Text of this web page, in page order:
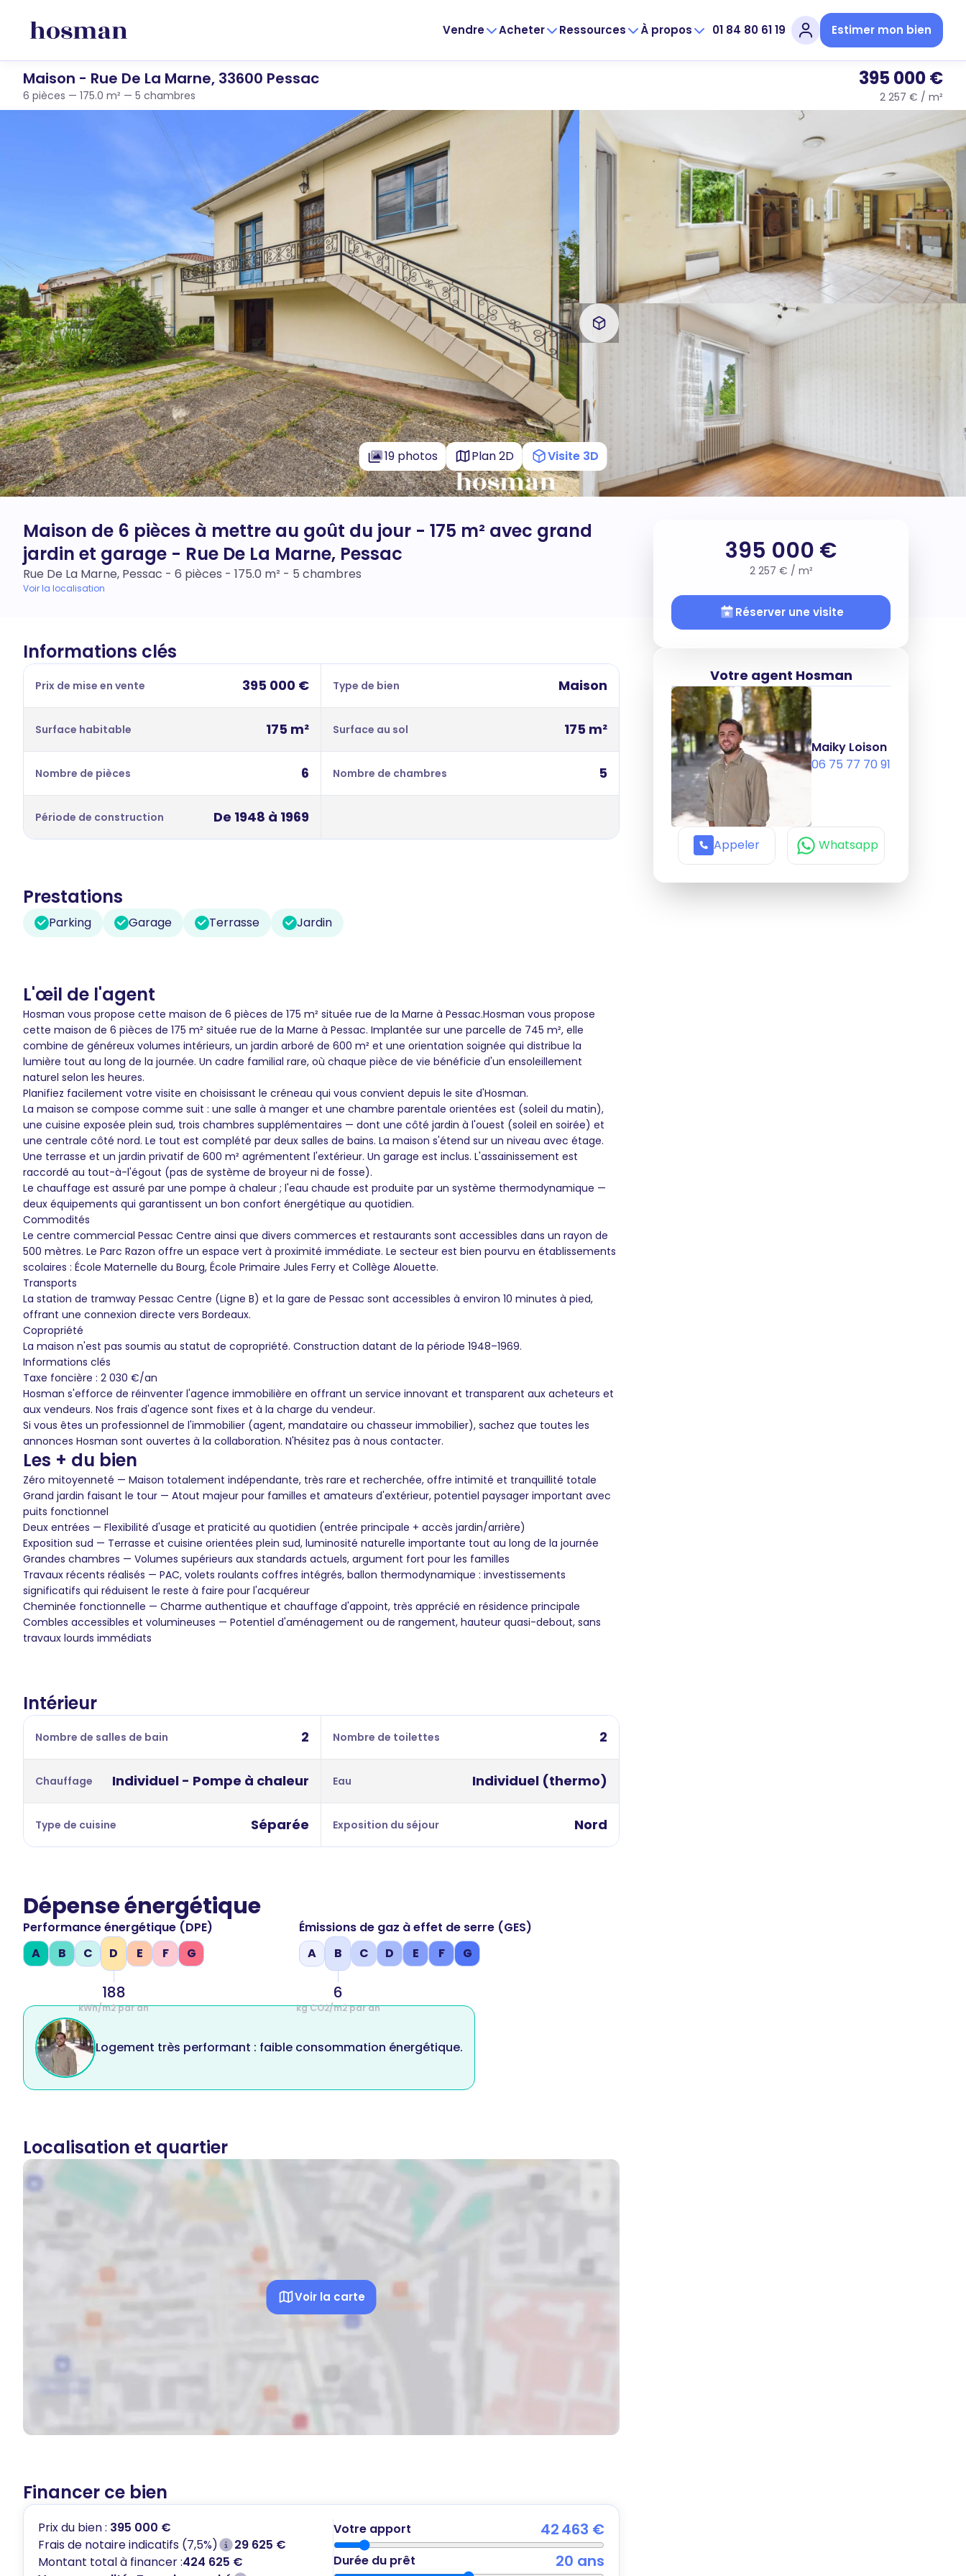
Vendre Acheter Ressources À propos 01 84 80 61 19 Estimer mon bien
Maison - Rue De La Marne, 33600 Pessac
6 pièces — 175.0 m² — 5 chambres
395 000 €
2 257 € / m²
19 photos Plan 2D Visite 3D
395 000 €
2 257 € / m²
Réserver une visite
Votre agent Hosman
Maiky Loison
06 75 77 70 91
Appeler Whatsapp
Maison de 6 pièces à mettre au goût du jour - 175 m² avec grand
jardin et garage - Rue De La Marne, Pessac
Rue De La Marne, Pessac - 6 pièces - 175.0 m² - 5 chambres
Voir la localisation
Informations clés
Prix de mise en vente 395 000 € Type de bien Maison
Surface habitable 175 m² Surface au sol 175 m²
Nombre de pièces 6 Nombre de chambres 5
Période de construction De 1948 à 1969
Prestations
Parking Garage Terrasse Jardin
L'œil de l'agent
Hosman vous propose cette maison de 6 pièces de 175 m² située rue de la Marne à Pessac.Hosman vous propose
cette maison de 6 pièces de 175 m² située rue de la Marne à Pessac. Implantée sur une parcelle de 745 m², elle
combine de généreux volumes intérieurs, un jardin arboré de 600 m² et une orientation soignée qui distribue la
lumière tout au long de la journée. Un cadre familial rare, où chaque pièce de vie bénéficie d'un ensoleillement
naturel selon les heures.
Planifiez facilement votre visite en choisissant le créneau qui vous convient depuis le site d'Hosman.
La maison se compose comme suit : une salle à manger et une chambre parentale orientées est (soleil du matin),
une cuisine exposée plein sud, trois chambres supplémentaires — dont une côté jardin à l'ouest (soleil en soirée) et
une centrale côté nord. Le tout est complété par deux salles de bains. La maison s'étend sur un niveau avec étage.
Une terrasse et un jardin privatif de 600 m² agrémentent l'extérieur. Un garage est inclus. L'assainissement est
raccordé au tout-à-l'égout (pas de système de broyeur ni de fosse).
Le chauffage est assuré par une pompe à chaleur ; l'eau chaude est produite par un système thermodynamique —
deux équipements qui garantissent un bon confort énergétique au quotidien.
Commodités
Le centre commercial Pessac Centre ainsi que divers commerces et restaurants sont accessibles dans un rayon de
500 mètres. Le Parc Razon offre un espace vert à proximité immédiate. Le secteur est bien pourvu en établissements
scolaires : École Maternelle du Bourg, École Primaire Jules Ferry et Collège Alouette.
Transports
La station de tramway Pessac Centre (Ligne B) et la gare de Pessac sont accessibles à environ 10 minutes à pied,
offrant une connexion directe vers Bordeaux.
Copropriété
La maison n'est pas soumis au statut de copropriété. Construction datant de la période 1948–1969.
Informations clés
Taxe foncière : 2 030 €/an
Hosman s'efforce de réinventer l'agence immobilière en offrant un service innovant et transparent aux acheteurs et
aux vendeurs. Nos frais d'agence sont fixes et à la charge du vendeur.
Si vous êtes un professionnel de l'immobilier (agent, mandataire ou chasseur immobilier), sachez que toutes les
annonces Hosman sont ouvertes à la collaboration. N'hésitez pas à nous contacter.
Les + du bien
Zéro mitoyenneté — Maison totalement indépendante, très rare et recherchée, offre intimité et tranquillité totale
Grand jardin faisant le tour — Atout majeur pour familles et amateurs d'extérieur, potentiel paysager important avec
puits fonctionnel
Deux entrées — Flexibilité d'usage et praticité au quotidien (entrée principale + accès jardin/arrière)
Exposition sud — Terrasse et cuisine orientées plein sud, luminosité naturelle importante tout au long de la journée
Grandes chambres — Volumes supérieurs aux standards actuels, argument fort pour les familles
Travaux récents réalisés — PAC, volets roulants coffres intégrés, ballon thermodynamique : investissements
significatifs qui réduisent le reste à faire pour l'acquéreur
Cheminée fonctionnelle — Charme authentique et chauffage d'appoint, très apprécié en résidence principale
Combles accessibles et volumineuses — Potentiel d'aménagement ou de rangement, hauteur quasi-debout, sans
travaux lourds immédiats
Intérieur
Nombre de salles de bain 2 Nombre de toilettes 2
Chauffage Individuel - Pompe à chaleur Eau Individuel (thermo)
Type de cuisine Séparée Exposition du séjour Nord
Dépense énergétique
Performance énergétique (DPE)
A
B C D
188
kWh/m2 par an
E F G
Émissions de gaz à effet de serre (GES)
A
B
6
kg CO2/m2 par an
C D E F G
Logement très performant : faible consommation énergétique.
Localisation et quartier
Voir la carte
Financer ce bien
Prix du bien : 395 000 €
Frais de notaire indicatifs (7,5%)
29 625 €
Montant total à financer :424 625 €
Votre apport 42 463 €
Durée du prêt 20 ans